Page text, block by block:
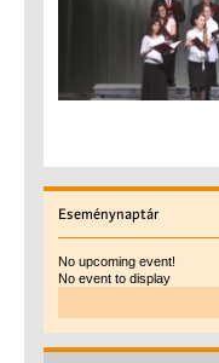
Eseménynaptár
No upcoming event!
No event to display